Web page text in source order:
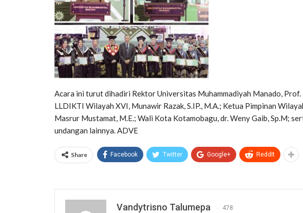
Acara ini turut dihadiri Rektor Universitas Muhammadiyah Manado, Prof.
LLDIKTI Wilayah XVI, Munawir Razak, S.IP., M.A.; Ketua Pimpinan
Masrur Mustamat, M.E.; Wali Kota Kotamobagu, dr. Weny Gaib, Sp.M;
undangan lainnya. ADVE
Share Facebook Twitter Google+ ReddIt
Vandytrisno Talumepa 478